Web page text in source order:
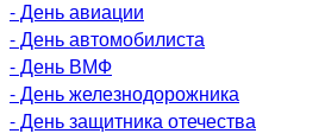
- День авиации
- День автомобилиста
- День ВМФ
- День железнодорожника
- День защитника отечества